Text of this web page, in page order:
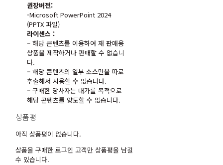
권장버전:
-Microsoft PowerPoint 2024
(PPTX 파일)
라이센스 :
– 해당 콘텐츠를 이용하여 재 판매용
상품을 제작하거나 판매할 수 없습니
다.
– 해당 콘텐츠의 일부 소스만을 따로
추출해서 사용할 수 없습니다.
– 구매한 당사자는 대가를 목적으로
해당 콘텐츠를 양도할 수 없습니다.
상품평
아직 상품평이 없습니다.
상품을 구매한 로그인 고객만 상품평을 남길
수 있습니다.